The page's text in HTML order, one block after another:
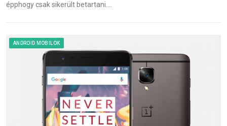
épphogy csak sikerült betartani.…
ANDROID MOBILOK